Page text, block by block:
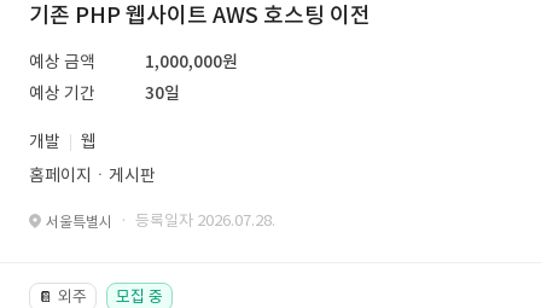
기존 PHP 웹사이트 AWS 호스팅 이전
예상 금액
1,000,000원
예상 기간
30일
개발
웹
홈페이지ㆍ게시판
서울특별시 · 등록일자 2026.07.28.
📔 외주 모집 중